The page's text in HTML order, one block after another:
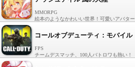
MMORPG
絵本のようなかわいい世界！可愛いアバター
コールオブデューティ：モバイル
FPS
チームデスマッチ、100人バトロワも熱い！